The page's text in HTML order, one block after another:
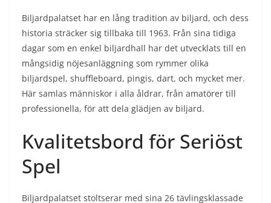
Biljardpalatset har en lång tradition av biljard, och dess
historia sträcker sig tillbaka till 1963. Från sina tidiga
dagar som en enkel biljardhall har det utvecklats till en
mångsidig nöjesanläggning som rymmer olika
biljardspel, shuffleboard, pingis, dart, och mycket mer.
Här samlas människor i alla åldrar, från amatörer till
professionella, för att dela glädjen av biljard.
Kvalitetsbord för Seriöst
Spel
Biljardpalatset stoltserar med sina 26 tävlingsklassade